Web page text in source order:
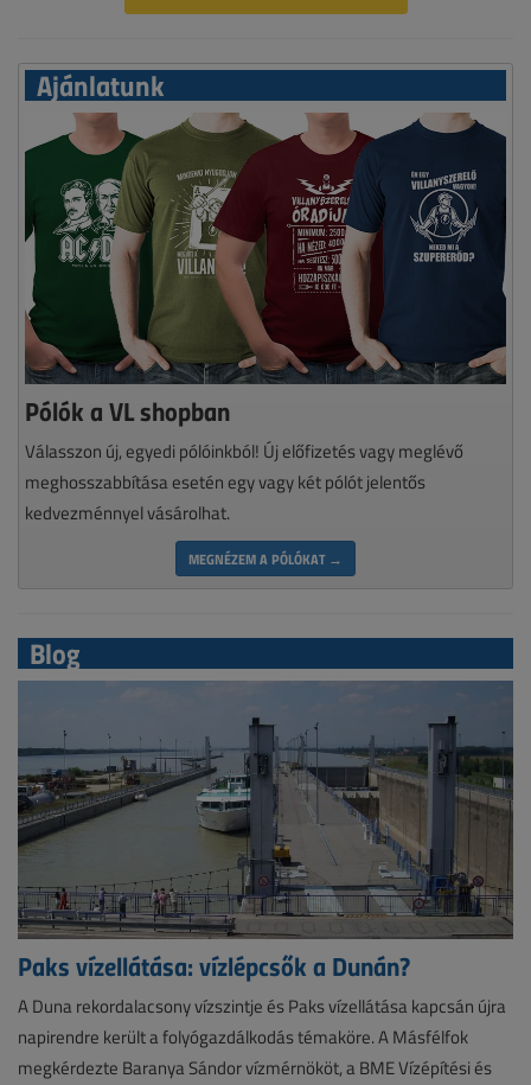
Ajánlatunk
Pólók a VL shopban
Válasszon új, egyedi pólóinkból! Új előfizetés vagy meglévő
meghosszabbítása esetén egy vagy két pólót jelentős
kedvezménnyel vásárolhat.
MEGNÉZEM A PÓLÓKAT →
Blog
Paks vízellátása: vízlépcsők a Dunán?
A Duna rekordalacsony vízszintje és Paks vízellátása kapcsán újra
napirendre került a folyógazdálkodás témaköre. A Másfélfok
megkérdezte Baranya Sándor vízmérnököt, a BME Vízépítési és